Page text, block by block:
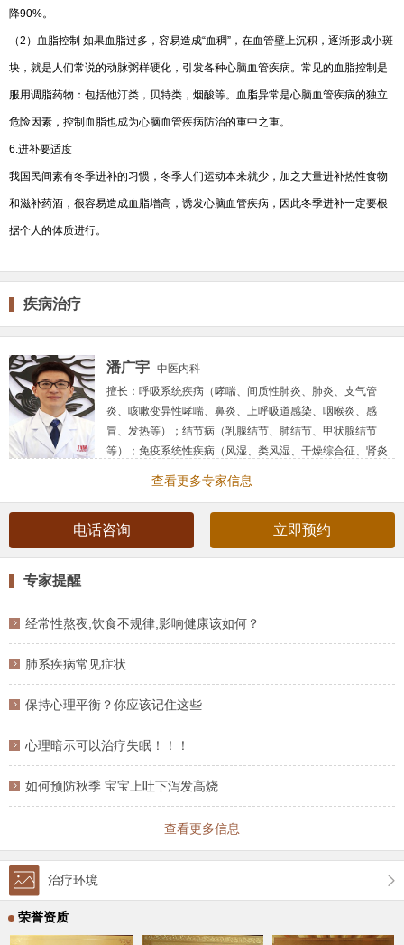
降90%。
（2）血脂控制 如果血脂过多，容易造成“血稠”，在血管壁上沉积，逐渐形成小斑
块，就是人们常说的动脉粥样硬化，引发各种心脑血管疾病。常见的血脂控制是
服用调脂药物：包括他汀类，贝特类，烟酸等。血脂异常是心脑血管疾病的独立
危险因素，控制血脂也成为心脑血管疾病防治的重中之重。
6.进补要适度
我国民间素有冬季进补的习惯，冬季人们运动本来就少，加之大量进补热性食物
和滋补药酒，很容易造成血脂增高，诱发心脑血管疾病，因此冬季进补一定要根
据个人的体质进行。
疾病治疗
潘广宇 中医内科
擅长： 呼吸系统疾病（哮喘、间质性肺炎、肺炎、支气管
炎、咳嗽变异性哮喘、鼻炎、上呼吸道感染、咽喉炎、感
冒、发热等）；结节病（乳腺结节、肺结节、甲状腺结节
等）；免疫系统性疾病（风湿、类风湿、干燥综合征、肾炎
晕、神经性头痛、面瘫）；代谢类疾病（糖尿病、甲亢、高
脂血症等）；消化系统疾病（慢性胃炎、胃肠功能紊乱、胆
囊炎、肝损伤、脂肪肝等）；眼疾（视疲劳、干眼症、···
简介：主治医师，中医硕士研究生，2012年毕业于黑龙江中
查看更多专家信息
电话咨询 立即预约
专家提醒
经常性熬夜,饮食不规律,影响健康该如何？
肺系疾病常见症状
保持心理平衡？你应该记住这些
心理暗示可以治疗失眠！！！
如何预防秋季 宝宝上吐下泻发高烧
查看更多信息
治疗环境
荣誉资质